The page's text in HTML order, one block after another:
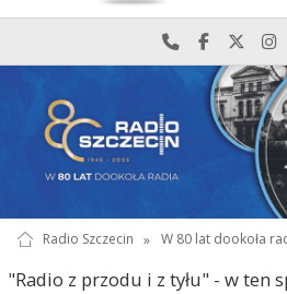
Najlepiej po
Odwiedź
Radio Szczecin » W 80 lat dookoła
"Radio z przodu i z tyłu" - w ten